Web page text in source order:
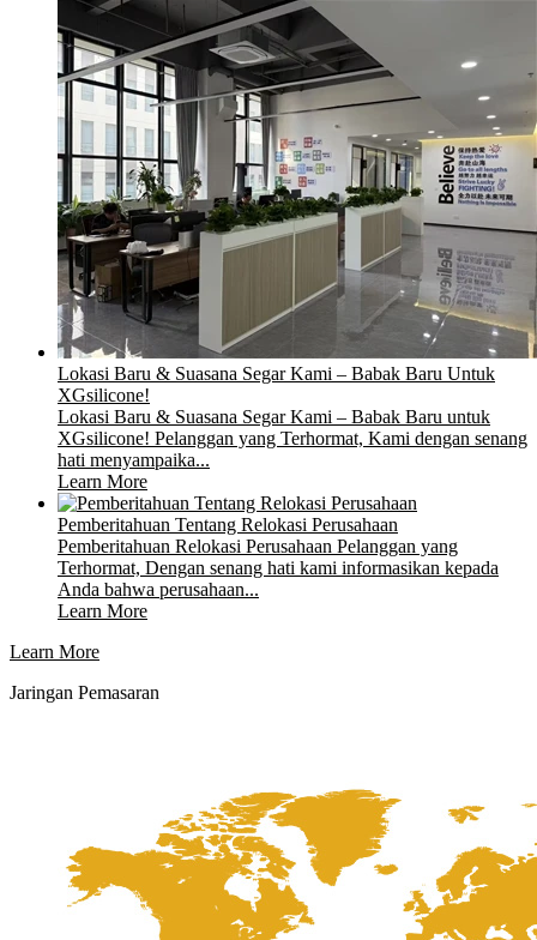
Lokasi Baru & Suasana Segar Kami – Babak Baru Untuk
XGsilicone!
Lokasi Baru & Suasana Segar Kami – Babak Baru untuk
XGsilicone! Pelanggan yang Terhormat, Kami dengan senang
hati menyampaika...
Learn More
Pemberitahuan Tentang Relokasi Perusahaan
Pemberitahuan Relokasi Perusahaan Pelanggan yang
Terhormat, Dengan senang hati kami informasikan kepada
Anda bahwa perusahaan...
Learn More
Learn More
Jaringan Pemasaran